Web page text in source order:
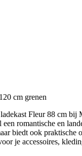
cm grenen
Fleur 88 cm bij
romantische en
biedt ook praktische
je accessoires,